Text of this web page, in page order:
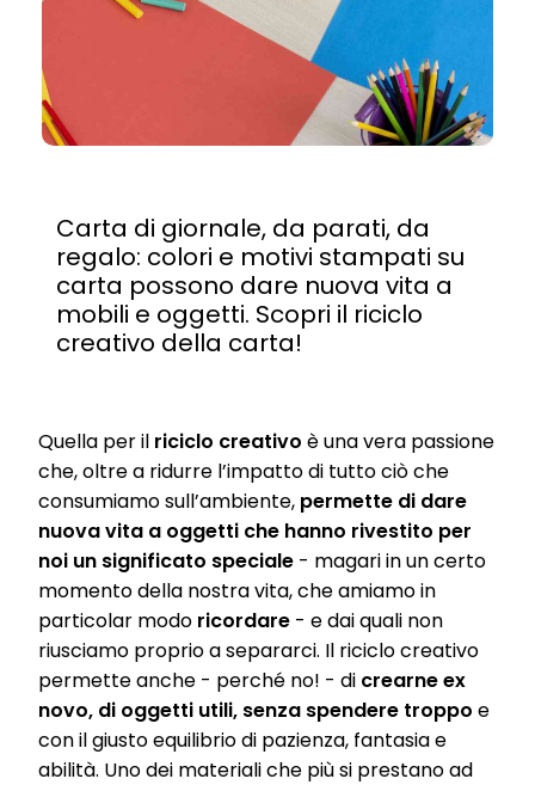
Carta di giornale, da parati, da
regalo: colori e motivi stampati su
carta possono dare nuova vita a
mobili e oggetti. Scopri il riciclo
creativo della carta!
Quella per il riciclo creativo è una vera passione
che, oltre a ridurre l’impatto di tutto ciò che
consumiamo sull’ambiente, permette di dare
nuova vita a oggetti che hanno rivestito per
noi un significato speciale - magari in un certo
momento della nostra vita, che amiamo in
particolar modo ricordare - e dai quali non
riusciamo proprio a separarci. Il riciclo creativo
permette anche - perché no! - di crearne ex
novo, di oggetti utili, senza spendere troppo e
con il giusto equilibrio di pazienza, fantasia e
abilità. Uno dei materiali che più si prestano ad